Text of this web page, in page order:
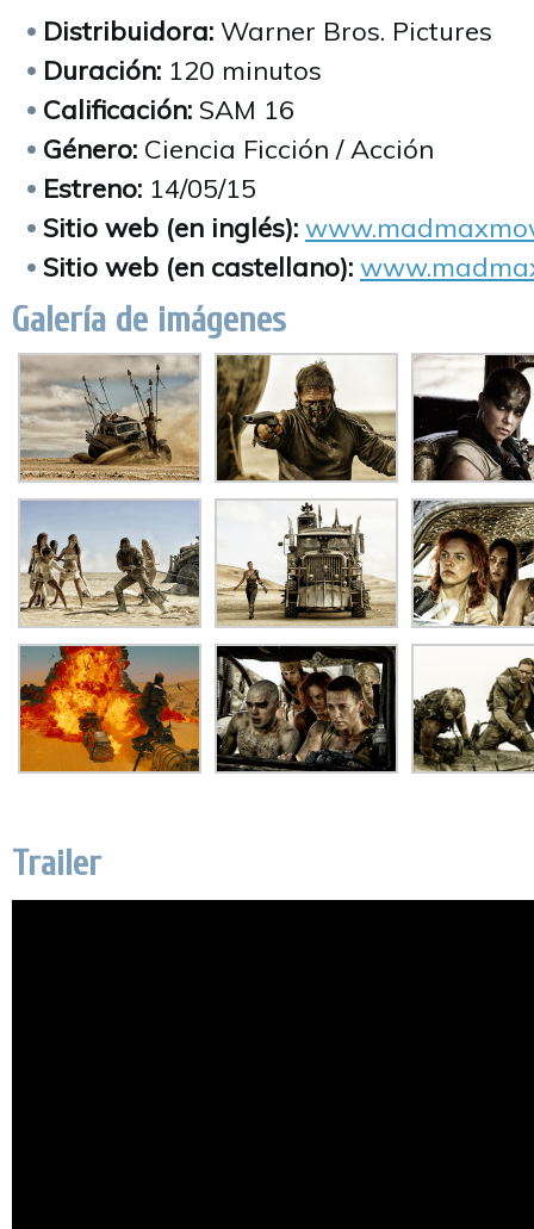
Distribuidora: Warner Bros. Pictures
Duración: 120 minutos
Calificación: SAM 16
Género: Ciencia Ficción / Acción
Estreno: 14/05/15
Sitio web (en inglés):
Sitio web (en castellano):
Galería de imágenes
Trailer